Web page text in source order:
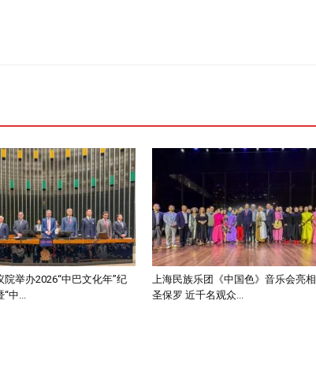
院举办2026“中巴文化年”纪
中...
上海民族乐团《中国色》音乐会亮相
圣保罗 近千名观众...